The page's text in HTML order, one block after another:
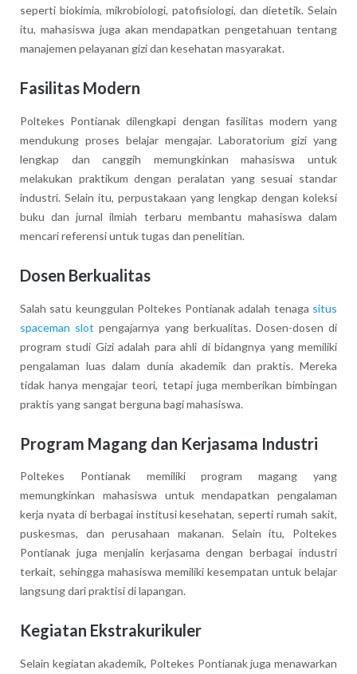
seperti biokimia, mikrobiologi, patofisiologi, dan dietetik. Selain
itu, mahasiswa juga akan mendapatkan pengetahuan tentang
manajemen pelayanan gizi dan kesehatan masyarakat.
Fasilitas Modern
Poltekes Pontianak dilengkapi dengan fasilitas modern yang
mendukung proses belajar mengajar. Laboratorium gizi yang
lengkap dan canggih memungkinkan mahasiswa untuk
melakukan praktikum dengan peralatan yang sesuai standar
industri. Selain itu, perpustakaan yang lengkap dengan koleksi
buku dan jurnal ilmiah terbaru membantu mahasiswa dalam
mencari referensi untuk tugas dan penelitian.
Dosen Berkualitas
Salah satu keunggulan Poltekes Pontianak adalah tenaga situs
spaceman slot pengajarnya yang berkualitas. Dosen-dosen di
program studi Gizi adalah para ahli di bidangnya yang memiliki
pengalaman luas dalam dunia akademik dan praktis. Mereka
tidak hanya mengajar teori, tetapi juga memberikan bimbingan
praktis yang sangat berguna bagi mahasiswa.
Program Magang dan Kerjasama Industri
Poltekes Pontianak memiliki program magang yang
memungkinkan mahasiswa untuk mendapatkan pengalaman
kerja nyata di berbagai institusi kesehatan, seperti rumah sakit,
puskesmas, dan perusahaan makanan. Selain itu, Poltekes
Pontianak juga menjalin kerjasama dengan berbagai industri
terkait, sehingga mahasiswa memiliki kesempatan untuk belajar
langsung dari praktisi di lapangan.
Kegiatan Ekstrakurikuler
Selain kegiatan akademik, Poltekes Pontianak juga menawarkan